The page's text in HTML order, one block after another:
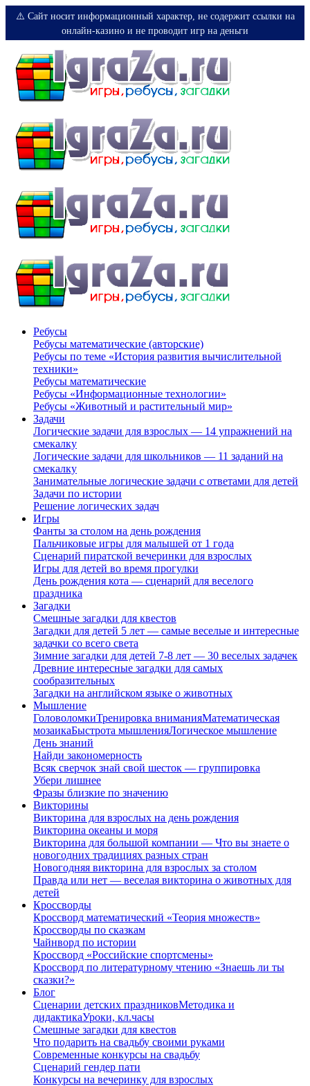
⚠️ Сайт носит информационный характер, не содержит ссылки на
онлайн-казино и не проводит игр на деньги
Ребусы
Ребусы математические (авторские)
Ребусы по теме «История развития вычислительной
техники»
Ребусы математические
Ребусы «Информационные технологии»
Ребусы «Животный и растительный мир»
Задачи
Логические задачи для взрослых — 14 упражнений на
смекалку
Логические задачи для школьников — 11 заданий на
смекалку
Занимательные логические задачи с ответами для детей
Задачи по истории
Решение логических задач
Игры
Фанты за столом на день рождения
Пальчиковые игры для малышей от 1 года
Сценарий пиратской вечеринки для взрослых
Игры для детей во время прогулки
День рождения кота — сценарий для веселого
праздника
Загадки
Смешные загадки для квестов
Загадки для детей 5 лет — самые веселые и интересные
задачки со всего света
Зимние загадки для детей 7-8 лет — 30 веселых задачек
Древние интересные загадки для самых
сообразительных
Загадки на английском языке о животных
Мышление
ГоловоломкиТренировка вниманияМатематическая
мозаикаБыстрота мышленияЛогическое мышление
День знаний
Найди закономерность
Всяк сверчок знай свой шесток — группировка
Убери лишнее
Фразы близкие по значению
Викторины
Викторина для взрослых на день рождения
Викторина океаны и моря
Викторина для большой компании — Что вы знаете о
новогодних традициях разных стран
Новогодняя викторина для взрослых за столом
Правда или нет — веселая викторина о животных для
детей
Кроссворды
Кроссворд математический «Теория множеств»
Кроссворды по сказкам
Чайнворд по истории
Кроссворд «Российские спортсмены»
Кроссворд по литературному чтению «Знаешь ли ты
сказки?»
Блог
Сценарии детских праздниковМетодика и
дидактикаУроки, кл.часы
Смешные загадки для квестов
Что подарить на свадьбу своими руками
Современные конкурсы на свадьбу
Сценарий гендер пати
Конкурсы на вечеринку для взрослых